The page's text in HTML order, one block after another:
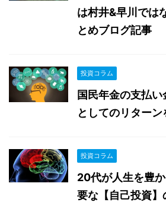
は村井&早川では
とめブログ記事
投資コラム
国民年金の支払
としてのリターン
投資コラム
20代が人生を豊
要な【自己投資】